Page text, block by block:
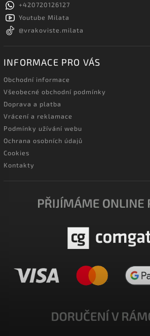
+420720126127
Youtube Milata
@vrakoviste.milata
INFORMACE PRO VÁS
Obchodní informace
Všeobecné obchodní podmínky
Doprava a platba
Vrácení a reklamace
Podmínky užívání webu
Ochrana osobních údajů
Cookies
Kontakty